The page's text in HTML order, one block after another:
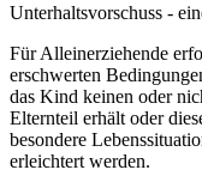
Unterhaltsvorschuss -
Für Alleinerziehende
erschwerten
das Kind keinen oder
Elternteil erhält oder
besondere
erleichtert werden.